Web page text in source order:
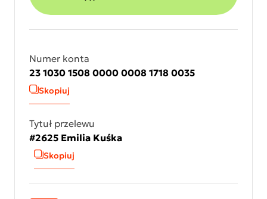
Numer konta
23 1030 1508 0000 0008 1718 0035
Skopiuj
Tytuł przelewu
#2625 Emilia Kuśka
Skopiuj